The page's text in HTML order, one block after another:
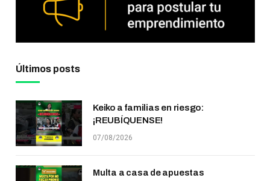
Últimos posts
Keiko a familias en riesgo:
¡REUBÍQUENSE!
07/08/2026
Multa a casa de apuestas